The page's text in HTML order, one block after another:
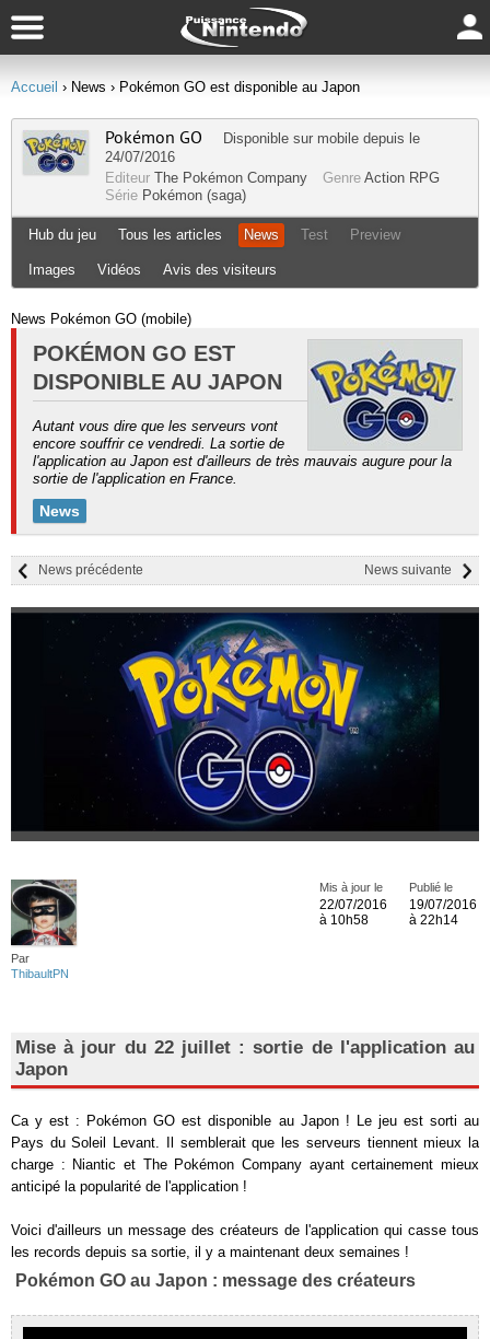
Accueil › News › Pokémon GO est disponible au Japon
Pokémon GO Disponible sur mobile depuis le
24/07/2016
Editeur The Pokémon Company Genre Action RPG
Série Pokémon (saga)
Hub du jeu Tous les articles News Test Preview
Images Vidéos Avis des visiteurs
News Pokémon GO (mobile)
POKÉMON GO EST
DISPONIBLE AU JAPON
Autant vous dire que les serveurs vont
encore souffrir ce vendredi. La sortie de
l'application au Japon est d'ailleurs de très mauvais augure pour la
sortie de l'application en France.
News
News suivante
News précédente
Par
ThibaultPN
Publié le
19/07/2016
à 22h14
Mis à jour le
22/07/2016
à 10h58
Mise à jour du 22 juillet : sortie de l'application au
Japon
Ca y est : Pokémon GO est disponible au Japon ! Le jeu est sorti au
Pays du Soleil Levant. Il semblerait que les serveurs tiennent mieux la
charge : Niantic et The Pokémon Company ayant certainement mieux
anticipé la popularité de l'application !
Voici d'ailleurs un message des créateurs de l'application qui casse tous
les records depuis sa sortie, il y a maintenant deux semaines !
Pokémon GO au Japon : message des créateurs